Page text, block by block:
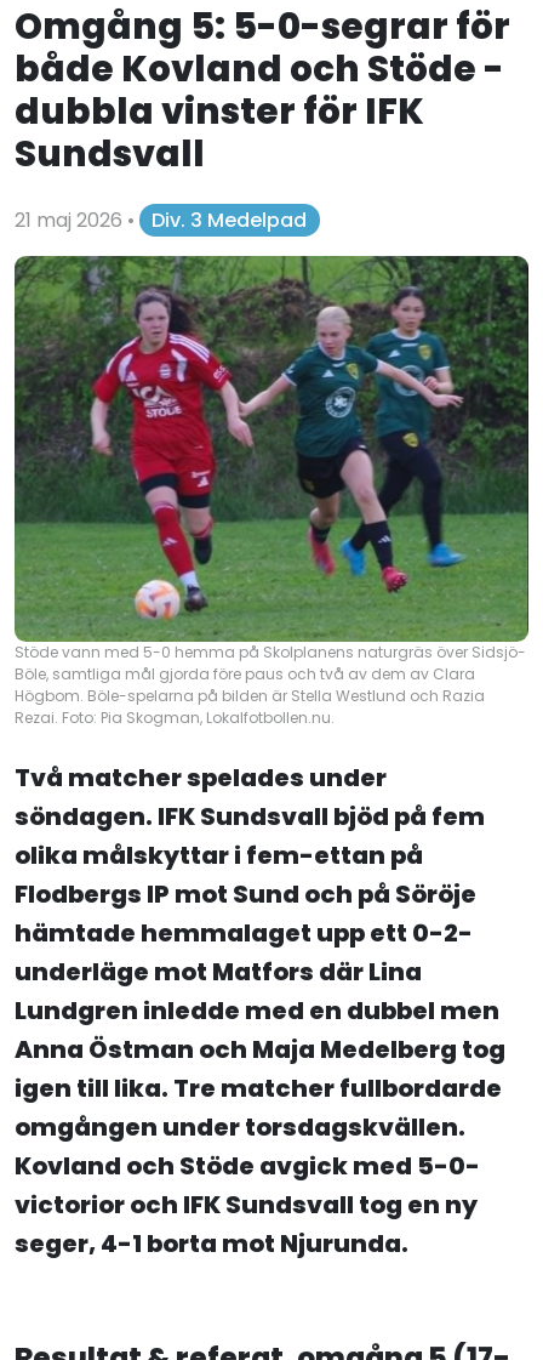
Omgång 5: 5-0-segrar för
både Kovland och Stöde -
dubbla vinster för IFK
Sundsvall
21 maj 2026 • Div. 3 Medelpad
Stöde vann med 5-0 hemma på Skolplanens naturgräs över Sidsjö-
Böle, samtliga mål gjorda före paus och två av dem av Clara
Högbom. Böle-spelarna på bilden är Stella Westlund och Razia
Rezai. Foto: Pia Skogman, Lokalfotbollen.nu.
Två matcher spelades under
söndagen. IFK Sundsvall bjöd på fem
olika målskyttar i fem-ettan på
Flodbergs IP mot Sund och på Söröje
hämtade hemmalaget upp ett 0-2-
underläge mot Matfors där Lina
Lundgren inledde med en dubbel men
Anna Östman och Maja Medelberg tog
igen till lika. Tre matcher fullbordarde
omgången under torsdagskvällen.
Kovland och Stöde avgick med 5-0-
victorior och IFK Sundsvall tog en ny
seger, 4-1 borta mot Njurunda.